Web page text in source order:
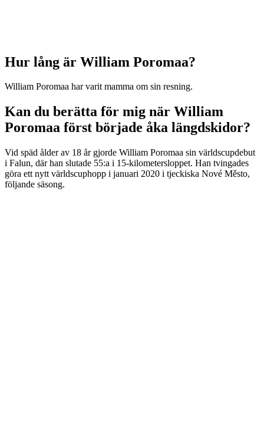
Hur lång är William Poromaa?
William Poromaa har varit mamma om sin resning.
Kan du berätta för mig när William
Poromaa först började åka längdskidor?
Vid späd ålder av 18 år gjorde William Poromaa sin världscupdebut
i Falun, där han slutade 55:a i 15-kilometersloppet. Han tvingades
göra ett nytt världscuphopp i januari 2020 i tjeckiska Nové Město,
följande säsong.